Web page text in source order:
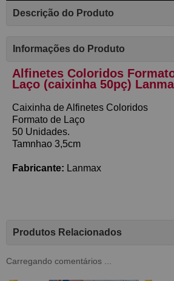
Descrição do Produto
Informações do Produto
Alfinetes Coloridos
Laço (caixinha 50pç)
Caixinha de Alfinetes Coloridos
Formato de Laço
50 Unidades.
Tamnhao 3,5cm
Fabricante: Lanmax
Produtos Relacionados
Carregando comentários ...